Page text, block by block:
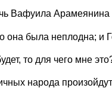
Вафуила
была неплодна; и
то для чего мне
народа